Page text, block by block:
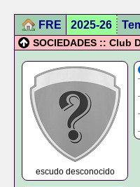
FRE 2025-26
SOCIEDADES :: Club
escudo desconocido